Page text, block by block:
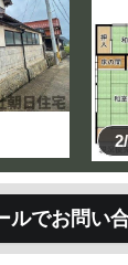
ルでお問い